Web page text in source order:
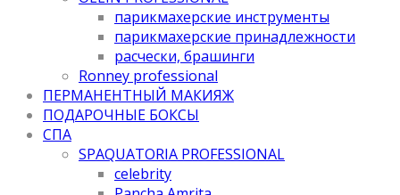
парикмахерские инструменты
парикмахерские принадлежности
расчески, брашинги
Ronney professional
ПЕРМАНЕНТНЫЙ МАКИЯЖ
ПОДАРОЧНЫЕ БОКСЫ
СПА
SPAQUATORIA PROFESSIONAL
celebrity